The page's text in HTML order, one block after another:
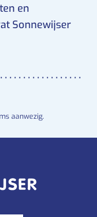
en
Sonnewijser
aanwezig.